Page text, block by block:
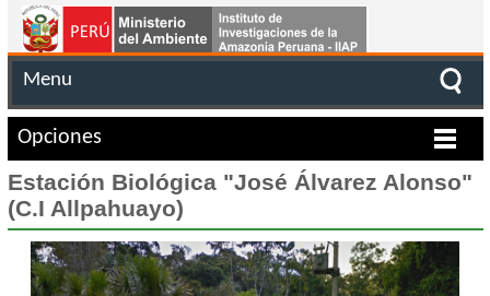
Menu
Opciones
Estación Biológica "José Álvarez Alonso"
(C.I Allpahuayo)